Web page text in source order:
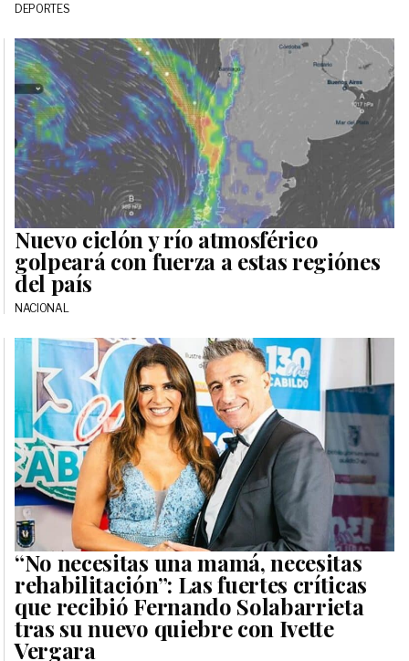
DEPORTES
Nuevo ciclón y río atmosférico
golpeará con fuerza a estas regiónes
del país
NACIONAL
“No necesitas una mamá, necesitas
rehabilitación”: Las fuertes críticas
que recibió Fernando Solabarrieta
tras su nuevo quiebre con Ivette
Vergara